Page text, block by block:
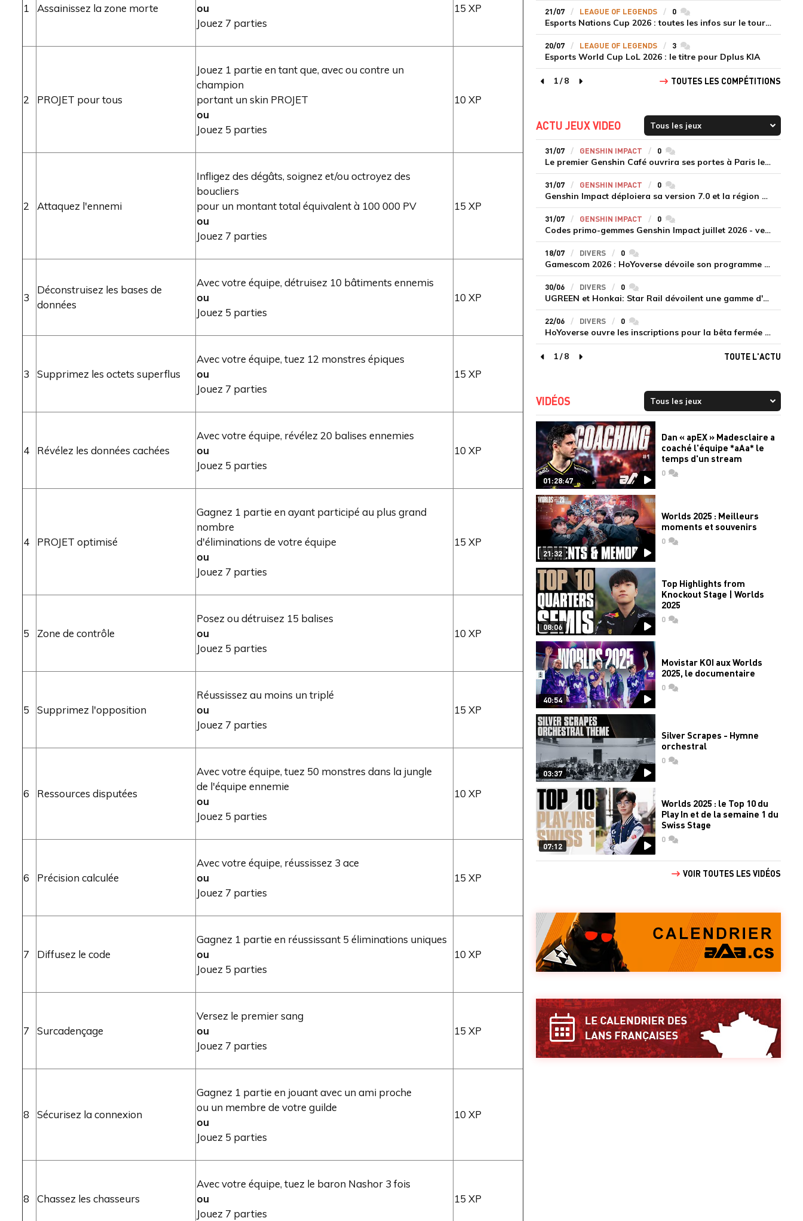
1 Assainissez la zone morte
ou
Jouez 7 parties
15 XP
2 PROJET pour tous
Jouez 1 partie en tant que, avec ou contre un
champion
portant un skin PROJET
ou
Jouez 5 parties
10 XP
2 Attaquez l'ennemi
Infligez des dégâts, soignez et/ou octroyez des
boucliers
pour un montant total équivalent à 100 000 PV
ou
Jouez 7 parties
15 XP
3
Déconstruisez les bases de
données
Avec votre équipe, détruisez 10 bâtiments ennemis
ou
Jouez 5 parties
10 XP
3 Supprimez les octets superflus
Avec votre équipe, tuez 12 monstres épiques
ou
Jouez 7 parties
15 XP
4 Révélez les données cachées
Avec votre équipe, révélez 20 balises ennemies
ou
Jouez 5 parties
10 XP
4 PROJET optimisé
Gagnez 1 partie en ayant participé au plus grand
nombre
d'éliminations de votre équipe
ou
Jouez 7 parties
15 XP
5 Zone de contrôle
Posez ou détruisez 15 balises
ou
Jouez 5 parties
10 XP
5 Supprimez l'opposition
Réussissez au moins un triplé
ou
Jouez 7 parties
15 XP
6 Ressources disputées
Avec votre équipe, tuez 50 monstres dans la jungle
de l'équipe ennemie
ou
Jouez 5 parties
10 XP
6 Précision calculée
Avec votre équipe, réussissez 3 ace
ou
Jouez 7 parties
15 XP
7 Diffusez le code
Gagnez 1 partie en réussissant 5 éliminations uniques
ou
Jouez 5 parties
10 XP
7 Surcadençage
Versez le premier sang
ou
Jouez 7 parties
15 XP
8 Sécurisez la connexion
Gagnez 1 partie en jouant avec un ami proche
ou un membre de votre guilde
ou
Jouez 5 parties
10 XP
8 Chassez les chasseurs
Avec votre équipe, tuez le baron Nashor 3 fois
ou
Jouez 7 parties
15 XP
21/07 LEAGUE OF LEGENDS 0commentaires
Esports Nations Cup 2026 : toutes les infos sur le tournoi
20/07 LEAGUE OF LEGENDS 3commentaires
Esports World Cup LoL 2026 : le titre pour Dplus KIA
page précédente
1/8
page suivante
TOUTES LES COMPÉTITIONS
ACTU JEUX VIDEO
31/07 GENSHIN IMPACT 0commentaires
Le premier Genshin Café ouvrira ses portes à Paris le 14 août
31/07 GENSHIN IMPACT 0commentaires
Genshin Impact déploiera sa version 7.0 et la région de Snezhnaya le 12 août
31/07 GENSHIN IMPACT 0commentaires
Codes primo-gemmes Genshin Impact juillet 2026 - version 7.0
18/07 DIVERS 0commentaires
Gamescom 2026 : HoYoverse dévoile son programme et présente deux nouveaux jeux inédits
30/06 DIVERS 0commentaires
UGREEN et Honkai: Star Rail dévoilent une gamme d'accessoires de recharge en édition limitée
22/06 DIVERS 0commentaires
HoYoverse ouvre les inscriptions pour la bêta fermée de Honkai : Nexus Anima
page précédente
1/8
page suivante
TOUTE L'ACTU
VIDÉOS
01:28:47
Dan « apEX » Madesclaire a
coaché l'équipe *aAa* le
temps d'un stream
0commentaires
21:32
Worlds 2025 : Meilleurs
moments et souvenirs
0commentaires
08:06
Top Highlights from
Knockout Stage | Worlds
2025
0commentaires
40:54
Movistar KOI aux Worlds
2025, le documentaire
0commentaires
03:37
Silver Scrapes - Hymne
orchestral
0commentaires
07:12
Worlds 2025 : le Top 10 du
Play In et de la semaine 1 du
Swiss Stage
0commentaires
VOIR TOUTES LES VIDÉOS